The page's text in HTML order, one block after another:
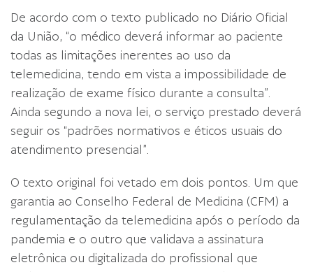
De acordo com o texto publicado no Diário Oficial
da União, “o médico deverá informar ao paciente
todas as limitações inerentes ao uso da
telemedicina, tendo em vista a impossibilidade de
realização de exame físico durante a consulta”.
Ainda segundo a nova lei, o serviço prestado deverá
seguir os “padrões normativos e éticos usuais do
atendimento presencial”.
O texto original foi vetado em dois pontos. Um que
garantia ao Conselho Federal de Medicina (CFM) a
regulamentação da telemedicina após o período da
pandemia e o outro que validava a assinatura
eletrônica ou digitalizada do profissional que